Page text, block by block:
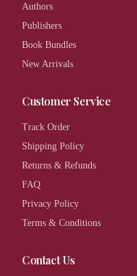
Authors
Publishers
Book Bundles
New Arrivals
Customer Service
Track Order
Shipping Policy
Returns & Refunds
FAQ
Privacy Policy
Terms & Conditions
Contact Us